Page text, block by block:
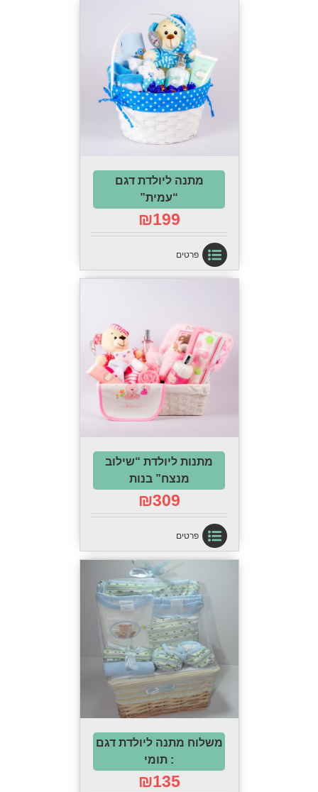
מתנה ליולדת דגם
“עמית”
₪199
פרטים
מתנות ליולדת “שילוב
מנצח” בנות
₪309
פרטים
משלוח מתנה ליולדת דגם
: תומי
₪135